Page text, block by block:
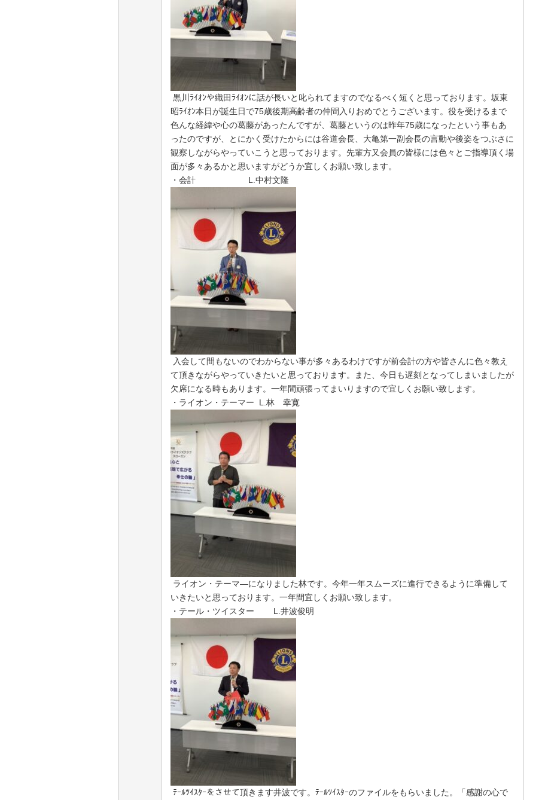
黒川ﾗｲｵﾝや織田ﾗｲｵﾝに話が長いと叱られてますのでなるべく短くと思っております。坂東
昭ﾗｲｵﾝ本日が誕生日で75歳後期高齢者の仲間入りおめでとうございます。役を受けるまで
色んな経緯や心の葛藤があったんですが、葛藤というのは昨年75歳になったという事もあ
ったのですが、とにかく受けたからには谷道会長、大亀第一副会長の言動や後姿をつぶさに
観察しながらやっていこうと思っております。先輩方又会員の皆様には色々とご指導頂く場
面が多々あるかと思いますがどうか宜しくお願い致します。
・会計
L. 中村文隆
入会して間もないのでわからない事が多々あるわけですが前会計の方や皆さんに色々教え
て頂きながらやっていきたいと思っております。また、今日も遅刻となってしまいましたが
欠席になる時もあります。一年間頑張ってまいりますので宜しくお願い致します。
・ライオン・テーマー L. 林 幸寛
ライオン・テーマ―になりました林です。今年一年スムーズに進行できるように準備して
いきたいと思っております。一年間宜しくお願い致します。
・テール・ツイスター L.井波俊明
ﾃｰﾙﾂｲｽﾀｰをさせて頂きます井波です。ﾃｰﾙﾂｲｽﾀｰのファイルをもらいました。「感謝の心で